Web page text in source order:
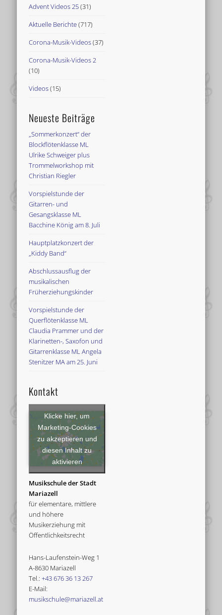
Advent Videos 25(31)
Aktuelle Berichte(717)
Corona-Musik-Videos(37)
Corona-Musik-Videos 2
(10)
Videos(15)
Neueste Beiträge
„Sommerkonzert“ der
Blockflötenklasse ML
Ulrike Schweiger plus
Trommelworkshop mit
Christian Riegler
Vorspielstunde der
Gitarren- und
Gesangsklasse ML
Bacchine König am 8. Juli
Hauptplatzkonzert der
„Kiddy Band“
Abschlussausflug der
musikalischen
Früherziehungskinder
Vorspielstunde der
Querflötenklasse ML
Claudia Prammer und der
Klarinetten-, Saxofon und
Gitarrenklasse ML Angela
Stenitzer MA am 25. Juni
Kontakt
Klicke hier, um
Marketing-Cookies
zu akzeptieren und
diesen Inhalt zu
aktivieren
Musikschule der Stadt
Mariazell
für elementare, mittlere
und höhere
Musikerziehung mit
Öffentlichkeitsrecht
Hans-Laufenstein-Weg 1
A-8630 Mariazell
Tel.:+43 676 36 13 267
E-Mail:
musikschule@mariazell.at